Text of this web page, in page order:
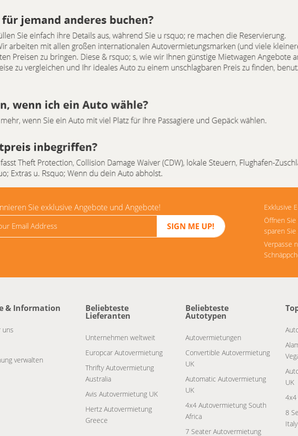
Sie exklusive Angebote und Angebote!
Exklusive
Öffnen
sparen Sie
Verpasse
& Information
uns
verwalten
Beliebteste
Lieferanten
Unternehmen weltweit
Europcar Autovermietung
Thrifty Autovermietung
Australia
Avis Autovermietung UK
Hertz Autovermietung
Greece
Beliebteste
Autotypen
Autovermietungen
Convertible Autovermietung
UK
Automatic Autovermietung
UK
4x4 Autovermietung South
Africa
7 Seater Autovermietung
UK
4x4
8
Italy